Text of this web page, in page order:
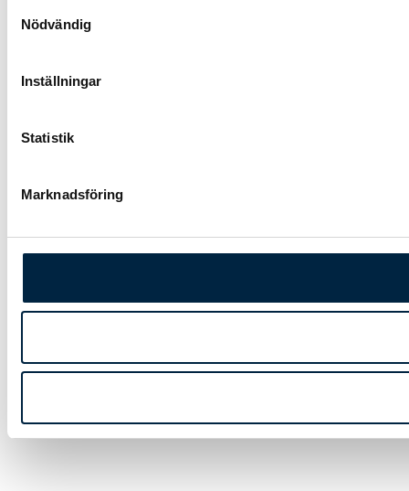
Nödvändig
Inställningar
Statistik
Marknadsföring